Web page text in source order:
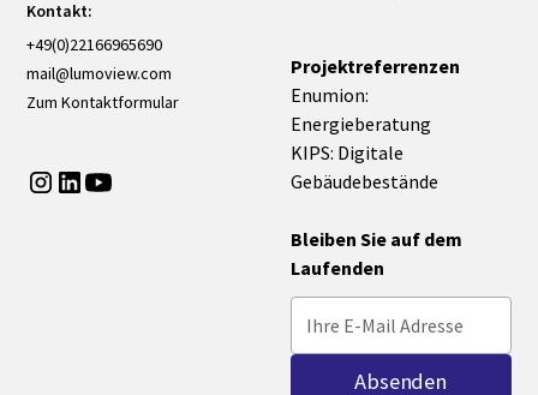
Kontakt:
+49(0)22166965690
mail@lumoview.com
Zum Kontaktformular
Projektreferrenzen
Enumion:
Energieberatung
KIPS: Digitale
Gebäudebestände
Bleiben Sie auf dem
Laufenden